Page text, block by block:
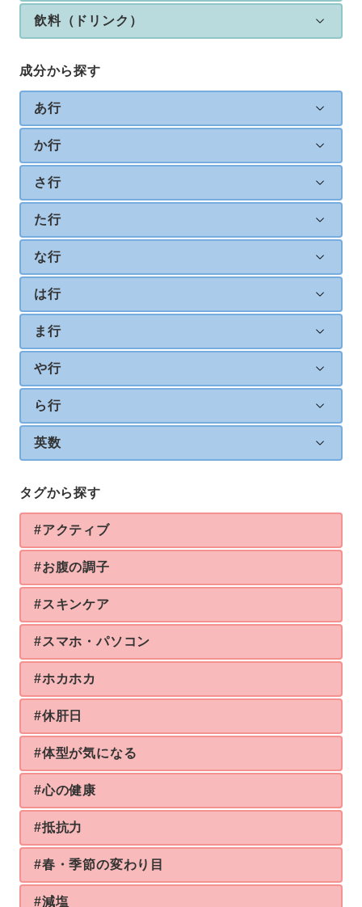
飲料（ドリンク）
成分から探す
あ行
か行
さ行
た行
な行
は行
ま行
や行
ら行
英数
タグから探す
#アクティブ
#お腹の調子
#スキンケア
#スマホ・パソコン
#ホカホカ
#休肝日
#体型が気になる
#心の健康
#抵抗力
#春・季節の変わり目
#減塩